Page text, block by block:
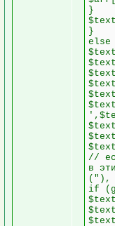
}
}
else
//
в
("),
if